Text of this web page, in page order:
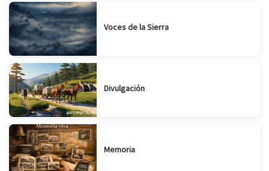
Voces de la Sierra
Divulgación
Memoria